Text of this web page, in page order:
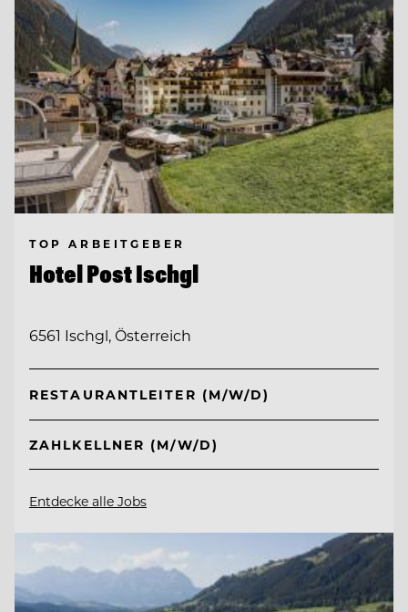
TOP ARBEITGEBER
Hotel Post Ischgl
6561 Ischgl, Österreich
RESTAURANTLEITER (M/W/D)
ZAHLKELLNER (M/W/D)
Entdecke alle Jobs